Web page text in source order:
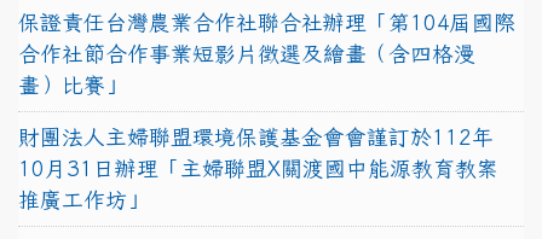
保證責任台灣農業合作社聯合社辦理「第104屆國際
合作社節合作事業短影片徵選及繪畫（含四格漫
畫）比賽」
財團法人主婦聯盟環境保護基金會會謹訂於112年
10月31日辦理「主婦聯盟X關渡國中能源教育教案
推廣工作坊」